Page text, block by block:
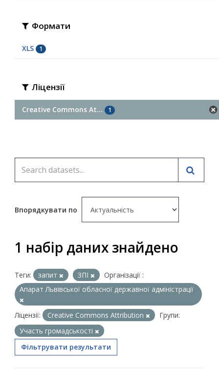
Формати
XLS 1
Ліцензії
Creative Commons At... 1
Впорядкувати по
1 набір даних знайдено
Теги: запит ЗПІ
Організації :
Апарат Львівської обласної державної адміністрації
Ліцензії: Creative Commons Attribution
Групи:
Участь громадськості
Фільтрувати результати